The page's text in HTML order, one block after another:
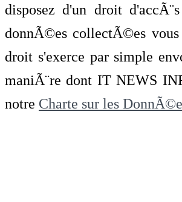
disposez d'un droit
donnÃ©es collectÃ©es
droit s'exerce par simple
maniÃ¨re dont IT NEWS
notre Charte sur les